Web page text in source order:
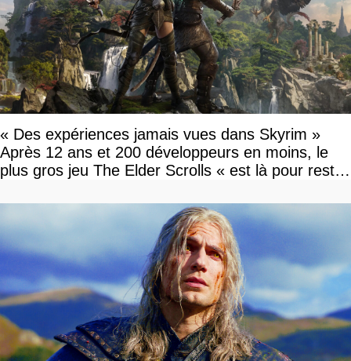
« Des expériences jamais vues dans Skyrim »
Après 12 ans et 200 développeurs en moins, le
plus gros jeu The Elder Scrolls « est là pour rester